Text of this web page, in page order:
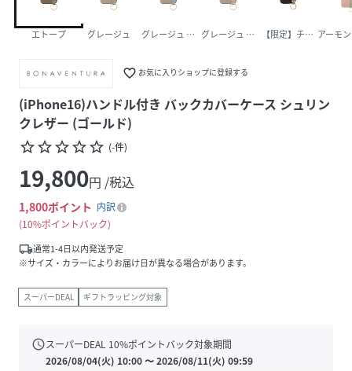
エトープ グレージュ グレージュ × ブルーリングレージュ × シェルピンク
【限定】チョコ × エ
アーモ
favorite_border お気に入りショップに登録する
(iPhone16)ハンドル付き バックカバーケース シュリン
クレザー (ゴールド)
star_borderstar_borderstar_borderstar_borderstar_border (-件)
19,800円 /税込
1,800ポイント 内訳
10%ポイントバック
local_shipping通常1-4日以内発送予定
※サイズ・カラーによりお届け日が異なる場合があります。
スーパーDEAL ギフトラッピング対象
scheduleスーパーDEAL 10%ポイントバック対象期間
2026/08/04(火) 10:00〜2026/08/11(火) 09:59